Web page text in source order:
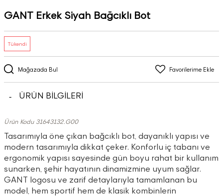
GANT Erkek Siyah Bağcıklı Bot
Mağazada Bul Favorilerime Ekle
Tükendi
ÜRÜN BİLGİLERİ
Ürün Kodu 31643132.G00
Tasarımıyla öne çıkan bağcıklı bot, dayanıklı yapısı ve
modern tasarımıyla dikkat çeker. Konforlu iç tabanı ve
ergonomik yapısı sayesinde gün boyu rahat bir kullanım
sunarken, şehir hayatının dinamizmine uyum sağlar.
GANT logosu ve zarif detaylarıyla tamamlanan bu
model, hem sportif hem de klasik kombinlerin